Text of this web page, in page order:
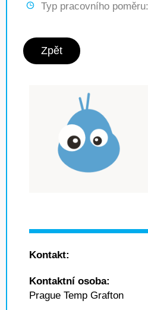
Typ pracovního poměru:
Zpět
Kontakt:
Kontaktní osoba:
Prague Temp Grafton